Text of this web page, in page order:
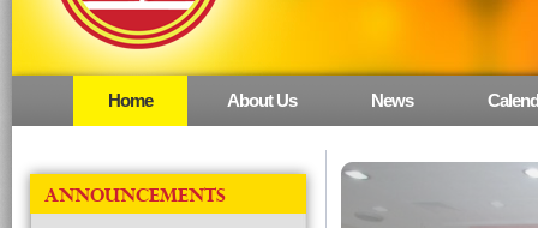
Main menu
Home About Us News
ANNOUNCEMENTS